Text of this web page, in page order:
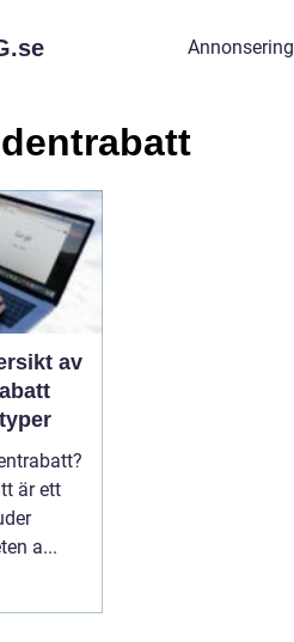
se Annonsering
av
är ett
a...